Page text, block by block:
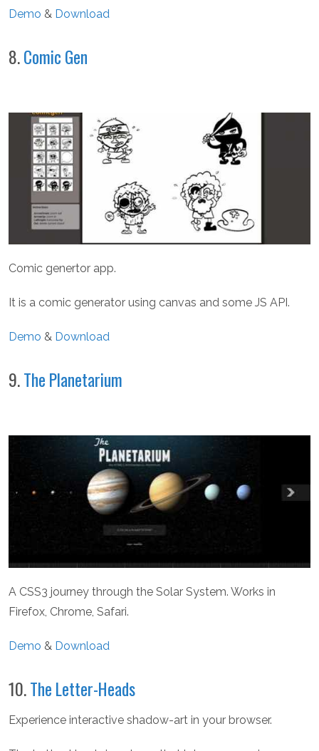
Demo & Download
8.Comic Gen
Comic genertor app.
It is a comic generator using canvas and some JS API.
Demo & Download
9.The Planetarium
A CSS3 journey through the Solar System. Works in
Firefox, Chrome, Safari.
Demo & Download
10.The Letter-Heads
Experience interactive shadow-art in your browser.